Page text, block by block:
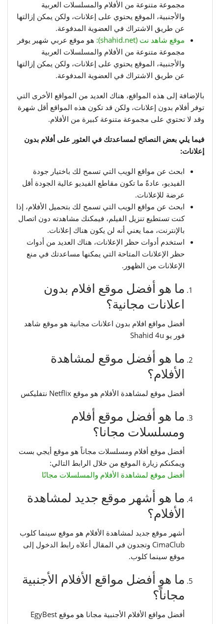
مجموعة متنوعة من الأفلام والمسلسلات العربية
والأجنبية، الموقع يحتوي على إعلانات، ولكن يمكن إزالتها
عن طريق الاشتراك في العضوية المدفوعة.
موقع شاهد نت (shahid.net):
هو موقع عربي شهير يوفر
مجموعة متنوعة من الأفلام والمسلسلات العربية
والأجنبية، الموقع يحتوي على إعلانات، ولكن يمكن إزالتها
عن طريق الاشتراك في العضوية المدفوعة.
بالإضافة إلى هذه المواقع، هناك العديد من المواقع الأخرى التي
توفر أفلام بدون إعلانات، ولكن قد تكون هذه المواقع أقل شهرة
وقد لا تحتوي على مجموعة متنوعة كبيرة من الأفلام.
فيما يلي بعض النصائح لمساعدتك في العثور على أفلام بدون
إعلانات:
ابحث عن مواقع الويب التي تسمح لك باختيار جودة
الفيديو، عادةً ما تكون مقاطع الفيديو عالية الجودة أقل
عرضة للإعلانات.
ابحث عن مواقع الويب التي تسمح لك بتحميل الأفلام، إذا
كنت تستطيع تنزيل الفيلم، فيمكنك مشاهدته دون اتصال
بالإنترنت، مما يعني أنه لن يكون هناك إعلانات.
استخدم أدوات حظر الإعلانات، هناك العديد من أدوات
حظر الإعلانات المتاحة التي يمكنها مساعدتك في منع
الإعلانات من الظهور.
ما هو أفضل موقع افلام بدون
اعلانات مجانية؟
أفضل مواقع افلام بدون اعلانات مجانية هو موقع شاهد
فور يو Shahid 4u
ما هو أفضل موقع لمشاهدة
الأفلام؟
أفضل موقع لمشاهدة الأفلام هو موقع Netflix نتفليكس
ما هو أفضل موقع أفلام
ومسلسلات مجانا؟
أفضل موقع أفلام ومسلسلات مجاناً هو موقع أيجي بست
ويمكنكم زيارة الموقع من خلال الرابط التالي:
أفضل موقع لمشاهدة الأفلام والمسلسلات مجانًا
ما هو أشهر موقع جديد لمشاهدة
الأفلام؟
أشهر موقع جديد لمشاهدة الأفلام هو موقع سينما كلوب
CimaClub وتجدون في المقال أعلاه رابط الدخول إلى
موقع سينما كلوب.
ما هو أفضل مواقع الأفلام الأجنبية
مجاناً؟
أفضل مواقع الأفلام الأجنبية مجانا هو موقع EgyBest